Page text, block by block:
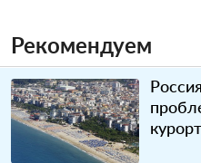
Рекомендуем